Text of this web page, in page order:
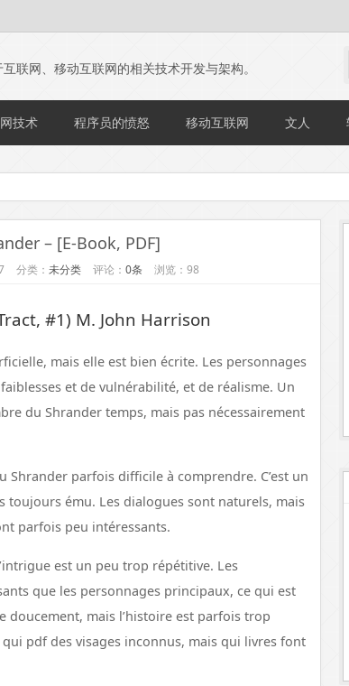
联网、移动互联网的相关技术开发与架构。
技术 程序员的愤怒 移动互联网 文人
– [E-Book, PDF]
分类： 未分类 评论： 0条 浏览：98
#1) M. John Harrison
mais elle est bien écrite. Les personnages
et de vulnérabilité, et de réalisme. Un
du Shrander temps, mais pas nécessairement
Shrander parfois difficile à comprendre. C’est un
toujours ému. Les dialogues sont naturels, mais
parfois peu intéressants.
est un peu trop répétitive. Les
que les personnages principaux, ce qui est
doucement, mais l’histoire est parfois trop
pdf des visages inconnus, mais qui livres font